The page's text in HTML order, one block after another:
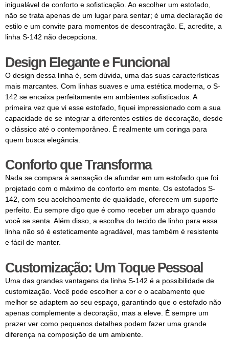
inigualável de conforto e sofisticação. Ao escolher um estofado,
não se trata apenas de um lugar para sentar; é uma declaração de
estilo e um convite para momentos de descontração. E, acredite, a
linha S-142 não decepciona.
Design Elegante e Funcional
O design dessa linha é, sem dúvida, uma das suas características
mais marcantes. Com linhas suaves e uma estética moderna, o S-
142 se encaixa perfeitamente em ambientes sofisticados. A
primeira vez que vi esse estofado, fiquei impressionado com a sua
capacidade de se integrar a diferentes estilos de decoração, desde
o clássico até o contemporâneo. É realmente um coringa para
quem busca elegância.
Conforto que Transforma
Nada se compara à sensação de afundar em um estofado que foi
projetado com o máximo de conforto em mente. Os estofados S-
142, com seu acolchoamento de qualidade, oferecem um suporte
perfeito. Eu sempre digo que é como receber um abraço quando
você se senta. Além disso, a escolha do tecido de linho para essa
linha não só é esteticamente agradável, mas também é resistente
e fácil de manter.
Customização: Um Toque Pessoal
Uma das grandes vantagens da linha S-142 é a possibilidade de
customização. Você pode escolher a cor e o acabamento que
melhor se adaptem ao seu espaço, garantindo que o estofado não
apenas complemente a decoração, mas a eleve. É sempre um
prazer ver como pequenos detalhes podem fazer uma grande
diferença na composição de um ambiente.